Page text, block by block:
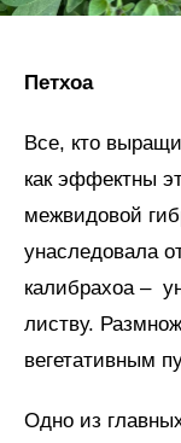
Петхоа
Все, кто
как эффектны
межвидовой
унаследовала
калибрахоа –
листву.
вегетативным
Одно из